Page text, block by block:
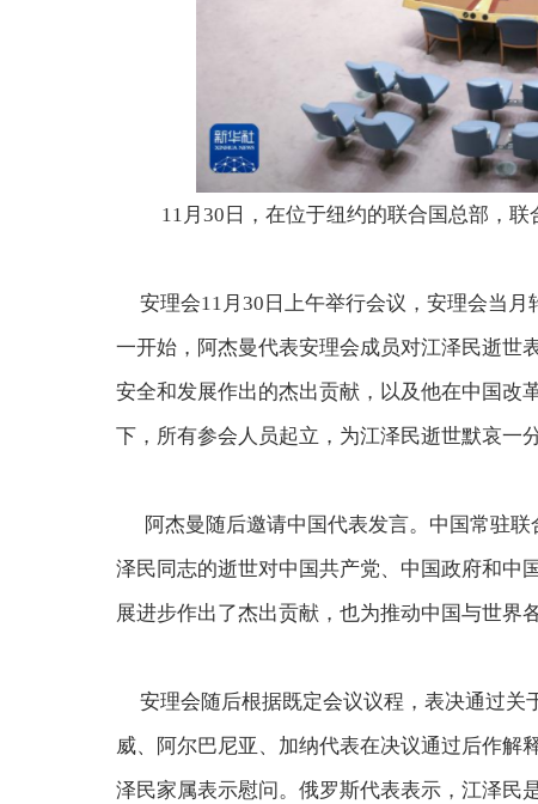
11月30日，在位于纽约的联合国总部，
安理会11月30日上午举行会议，安理会当月
一开始，阿杰曼代表安理会成员对江泽民逝世
安全和发展作出的杰出贡献，以及他在中国改
下，所有参会人员起立，为江泽民逝世默哀一分
阿杰曼随后邀请中国代表发言。中国常驻联
泽民同志的逝世对中国共产党、中国政府和中
展进步作出了杰出贡献，也为推动中国与世界
安理会随后根据既定会议议程，表决通过关
威、阿尔巴尼亚、加纳代表在决议通过后作解
泽民家属表示慰问。俄罗斯代表表示，江泽民